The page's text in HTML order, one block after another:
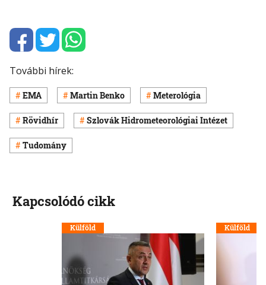
További hírek:
EMA Martin Benko Meterológia
Rövidhír Szlovák Hidrometeorológiai Intézet
Tudomány
Kapcsolódó cikk
Külföld Külföld